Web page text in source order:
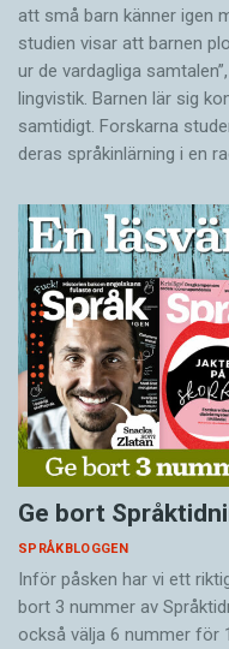
att små barn känner igen
studien visar att barnen
ur de vardagliga
lingvistik. Barnen lär sig
samtidigt. Forskarna
deras språkinlärning i en
Ge bort
SPRÅKBLOGGEN
Inför påsken har vi ett
bort 3 nummer av
också välja 6 nummer för